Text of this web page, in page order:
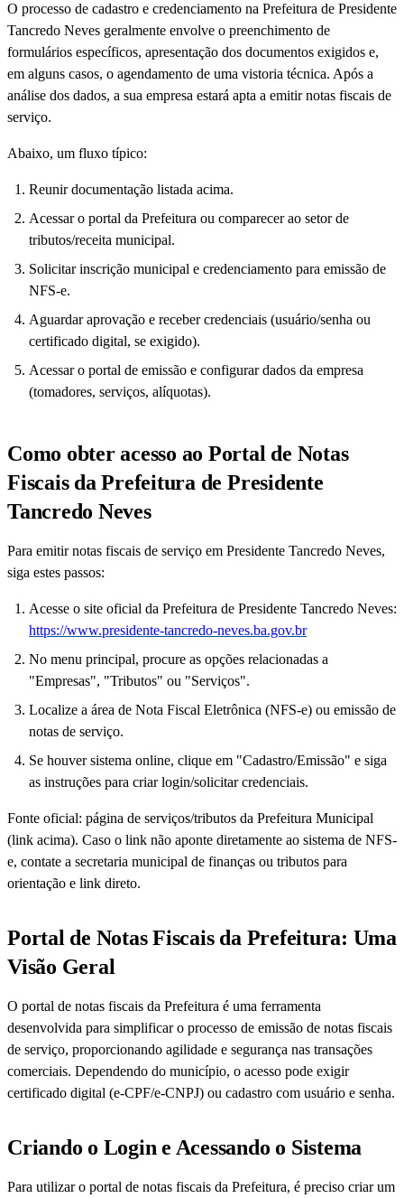
O processo de cadastro e credenciamento na Prefeitura de Presidente
Tancredo Neves geralmente envolve o preenchimento de
formulários específicos, apresentação dos documentos exigidos e,
em alguns casos, o agendamento de uma vistoria técnica. Após a
análise dos dados, a sua empresa estará apta a emitir notas fiscais de
serviço.
Abaixo, um fluxo típico:
Reunir documentação listada acima.
Acessar o portal da Prefeitura ou comparecer ao setor de
tributos/receita municipal.
Solicitar inscrição municipal e credenciamento para emissão de
NFS-e.
Aguardar aprovação e receber credenciais (usuário/senha ou
certificado digital, se exigido).
Acessar o portal de emissão e configurar dados da empresa
(tomadores, serviços, alíquotas).
Como obter acesso ao Portal de Notas
Fiscais da Prefeitura de Presidente
Tancredo Neves
Para emitir notas fiscais de serviço em Presidente Tancredo Neves,
siga estes passos:
Acesse o site oficial da Prefeitura de Presidente Tancredo Neves:
https://www.presidente-tancredo-neves.ba.gov.br
No menu principal, procure as opções relacionadas a
"Empresas", "Tributos" ou "Serviços".
Localize a área de Nota Fiscal Eletrônica (NFS-e) ou emissão de
notas de serviço.
Se houver sistema online, clique em "Cadastro/Emissão" e siga
as instruções para criar login/solicitar credenciais.
Fonte oficial: página de serviços/tributos da Prefeitura Municipal
(link acima). Caso o link não aponte diretamente ao sistema de NFS-
e, contate a secretaria municipal de finanças ou tributos para
orientação e link direto.
Portal de Notas Fiscais da Prefeitura: Uma
Visão Geral
O portal de notas fiscais da Prefeitura é uma ferramenta
desenvolvida para simplificar o processo de emissão de notas fiscais
de serviço, proporcionando agilidade e segurança nas transações
comerciais. Dependendo do município, o acesso pode exigir
certificado digital (e-CPF/e-CNPJ) ou cadastro com usuário e senha.
Criando o Login e Acessando o Sistema
Para utilizar o portal de notas fiscais da Prefeitura, é preciso criar um